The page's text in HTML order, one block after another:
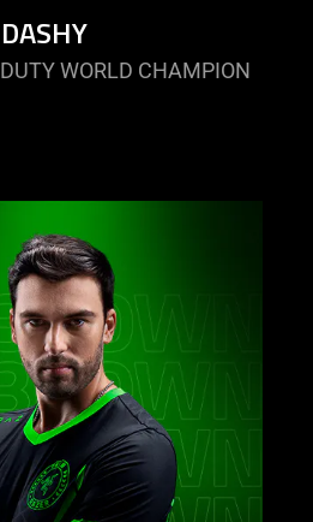
DASHY
WORLD CHAMPION